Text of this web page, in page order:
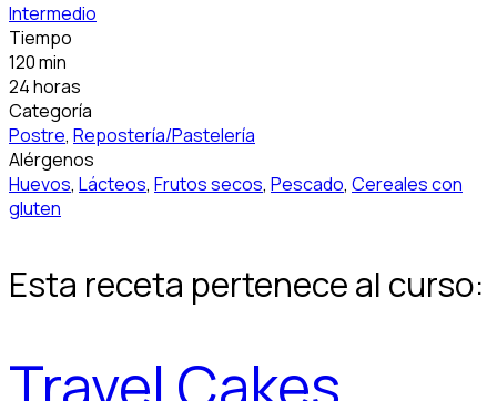
Intermedio
Tiempo
120 min
24 horas
Categoría
Postre, Repostería/Pastelería
Alérgenos
Huevos, Lácteos, Frutos secos, Pescado, Cereales con
gluten
Esta receta pertenece al curso: